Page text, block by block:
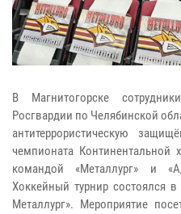
В Магнитогорске
Росгвардии по Челябинской
антитеррористическую
чемпионата
командой «Металлург» и
Хоккейный турнир состоялся
Металлург». Мероприятие